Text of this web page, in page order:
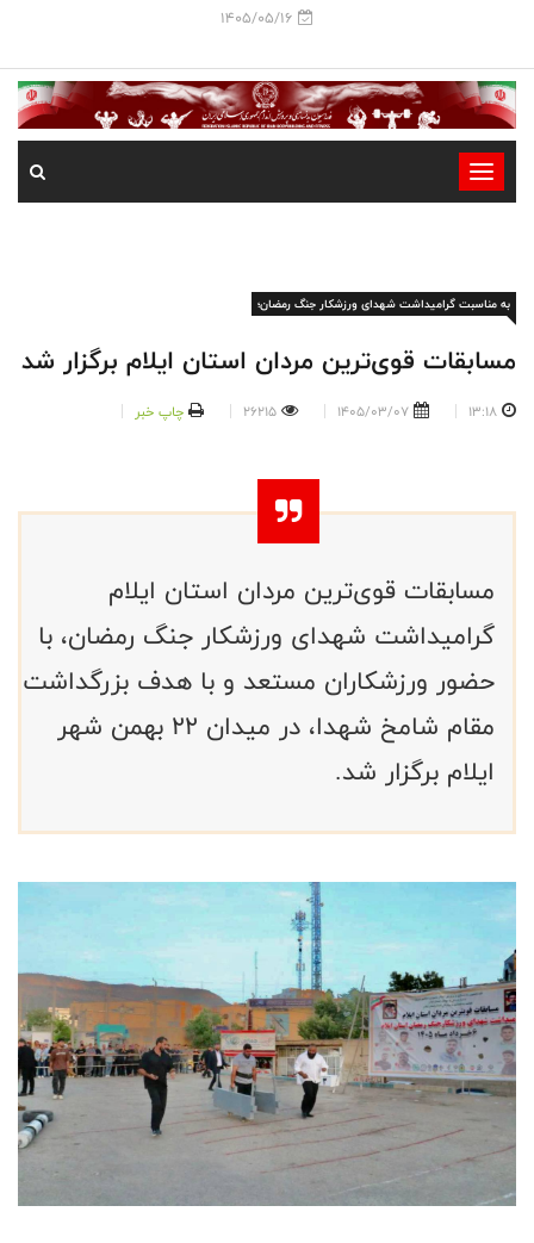
1405/05/16
-
-
-
-
به مناسبت گرامیداشت شهدای ورزشکار جنگ رمضان؛
مسابقات قوی‌ترین مردان استان ایلام برگزار شد
13:18
1405/03/07
26215 چاپ خبر
مسابقات قوی‌ترین مردان استان ایلام
گرامیداشت شهدای ورزشکار جنگ رمضان، با
حضور ورزشکاران مستعد و با هدف بزرگداشت
مقام شامخ شهدا، در میدان ۲۲ بهمن شهر
ایلام برگزار شد.